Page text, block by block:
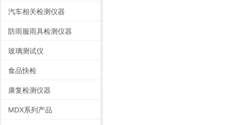
汽车相关检测仪器
防雨服雨具检测仪器
玻璃测试仪
食品快检
康复检测仪器
MDX系列产品